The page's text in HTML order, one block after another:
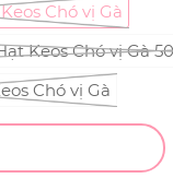
Chó vị Gà
Keos Chó vị Gà
Chó vị Gà